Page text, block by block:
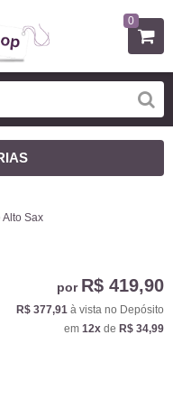
0
Alto Sax
por R$ 419,90
R$ 377,91 à vista no Depósito
em 12x de R$ 34,99